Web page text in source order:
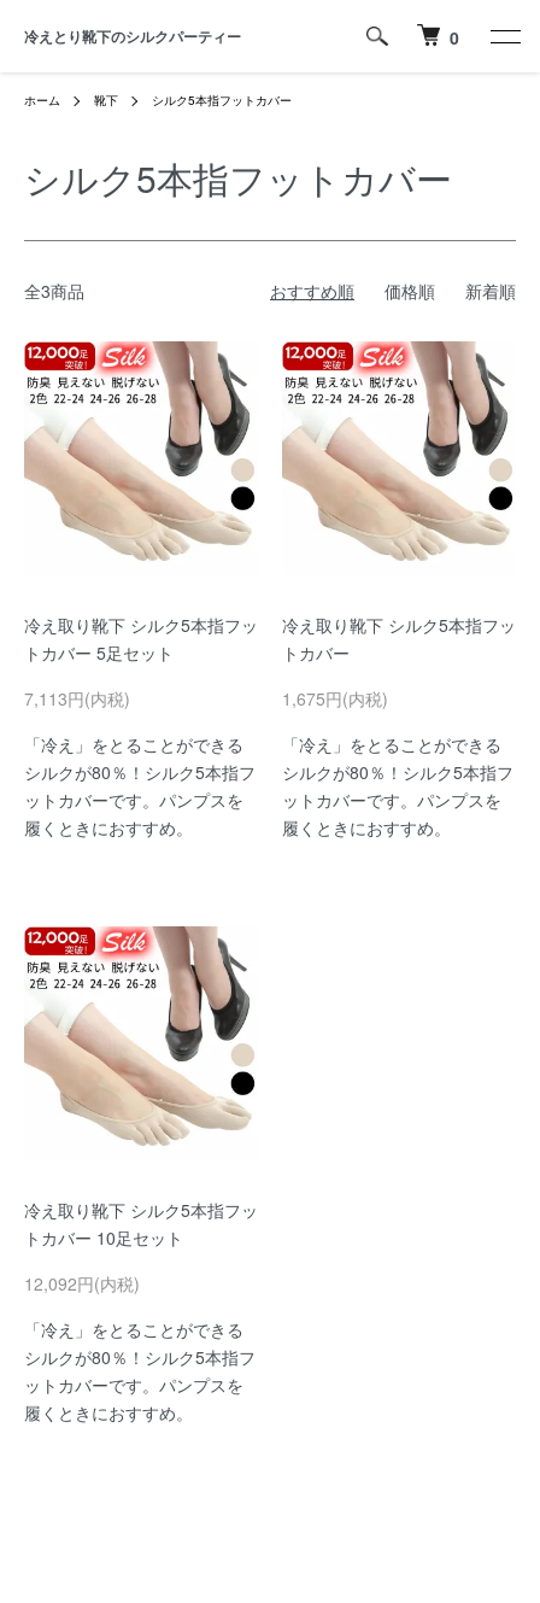
冷えとり靴下のシルクパーティー 0
ホーム 靴下 シルク5本指フットカバー
シルク5本指フットカバー
全3商品 おすすめ順 価格順 新着順
冷え取り靴下 シルク5本指フッ
トカバー 5足セット
7,113円(内税)
「冷え」をとることができる
シルクが80％！シルク5本指フ
ットカバーです。パンプスを
履くときにおすすめ。
冷え取り靴下 シルク5本指フッ
トカバー
1,675円(内税)
「冷え」をとることができる
シルクが80％！シルク5本指フ
ットカバーです。パンプスを
履くときにおすすめ。
冷え取り靴下 シルク5本指フッ
トカバー 10足セット
12,092円(内税)
「冷え」をとることができる
シルクが80％！シルク5本指フ
ットカバーです。パンプスを
履くときにおすすめ。